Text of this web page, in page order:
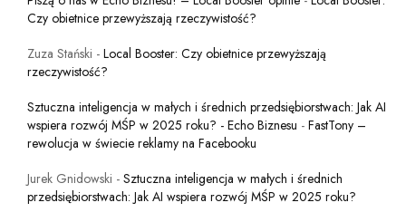
Czy obietnice przewyższają rzeczywistość?
Zuza Stański - Local Booster: Czy obietnice przewyższają
rzeczywistość?
Sztuczna inteligencja w małych i średnich przedsiębiorstwach: Jak AI
wspiera rozwój MŚP w 2025 roku? - Echo Biznesu - FastTony –
rewolucja w świecie reklamy na Facebooku
Jurek Gnidowski - Sztuczna inteligencja w małych i średnich
przedsiębiorstwach: Jak AI wspiera rozwój MŚP w 2025 roku?